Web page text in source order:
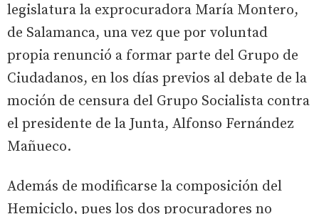
legislatura la exprocuradora María Montero,
de Salamanca, una vez que por voluntad
propia renunció a formar parte del Grupo de
Ciudadanos, en los días previos al debate de la
moción de censura del Grupo Socialista contra
el presidente de la Junta, Alfonso Fernández
Mañueco.
Además de modificarse la composición del
Hemiciclo, pues los dos procuradores no